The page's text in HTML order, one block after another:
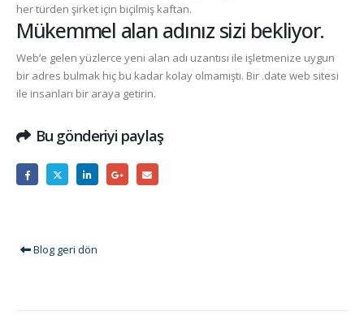
her türden şirket için biçilmiş kaftan.
Mükemmel alan adınız sizi bekliyor.
Web’e gelen yüzlerce yeni alan adı uzantısı ile işletmenize uygun
bir adres bulmak hiç bu kadar kolay olmamıştı. Bir .date web sitesi
ile insanları bir araya getirin.
Bu gönderiyi paylaş
Blog geri dön